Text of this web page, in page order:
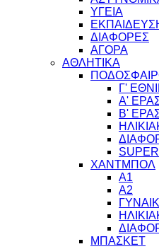
ΥΓΕΙΑ
ΔΙΑΦΟΡΕΣ
ΑΓΟΡΑ
ΑΘΛΗΤΙΚΑ
Γ'
Α'
Β'
ΧΑΝΤΜΠΟΛ
Α1
Α2
ΜΠΑΣΚΕΤ